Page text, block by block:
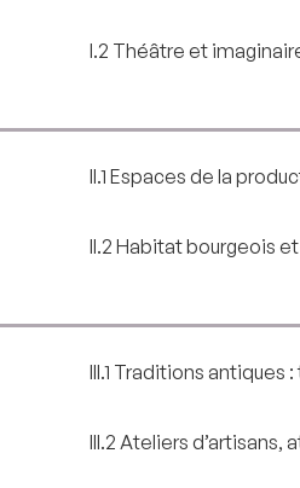
I.2 Théâtre et
II.1 Espaces de la
II.2 Habitat bourgeois
III.1 Traditions antiques
III.2 Ateliers d’artisans,